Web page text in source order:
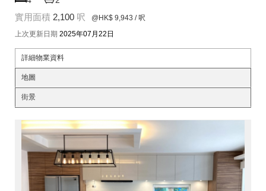
實用面積 2,100 呎 @HK$ 9,943 / 呎
上次更新日期 2025年07月22日
詳細物業資料
地圖
街景